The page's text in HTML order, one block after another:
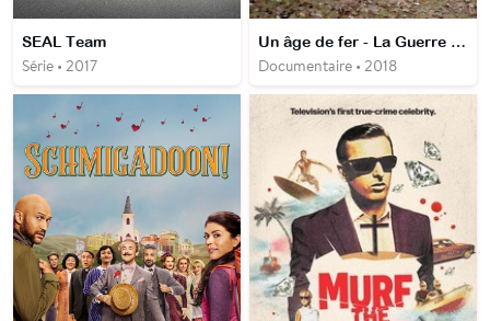
SEAL Team
Série • 2017
Un âge de fer - La Guerre de Trente Ans
Documentaire • 2018